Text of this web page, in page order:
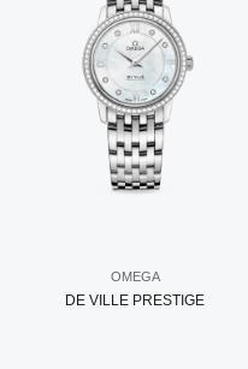
OMEGA
DE VILLE PRESTIGE